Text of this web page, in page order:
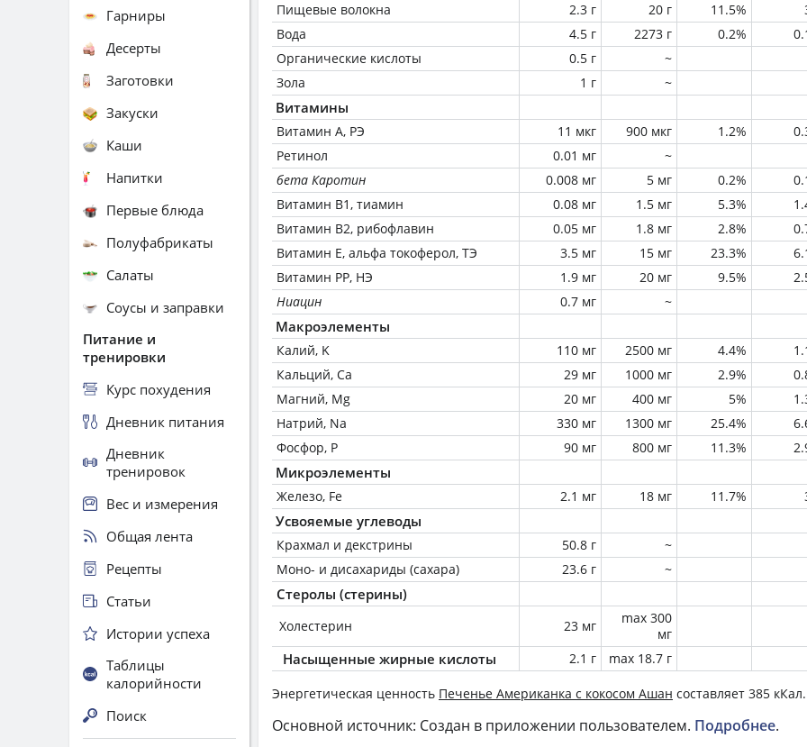
Пищевые волокна
2.3 г 20 г 11.5%
Вода
4.5 г 2273 г 0.2%
Органические кислоты
0.5 г
~
Зола
1 г ~
Витамины
Витамин А, РЭ 11 мкг 900 мкг 1.2%
Ретинол
0.01 мг
~
бета Каротин
0.008 мг 5 мг 0.2%
Витамин В1, тиамин
0.08 мг 1.5 мг 5.3%
Витамин В2, рибофлавин
0.05 мг 1.8 мг 2.8%
Витамин Е, альфа токоферол, ТЭ
3.5 мг 15 мг 23.3%
Витамин РР, НЭ
1.9 мг 20 мг 9.5%
Ниацин
0.7 мг ~
Макроэлементы
Калий, K 110 мг 2500 мг 4.4%
Кальций, Ca
29 мг 1000 мг 2.9%
Магний, Mg
20 мг 400 мг 5%
Натрий, Na
330 мг 1300 мг 25.4%
Фосфор, P
90 мг 800 мг 11.3%
Микроэлементы
Железо, Fe 2.1 мг 18 мг 11.7%
Усвояемые углеводы
Крахмал и декстрины 50.8 г
~
Моно- и дисахариды (сахара)
23.6 г ~
Стеролы (стерины)
Холестерин 23 мг
max 300
мг
Насыщенные жирные кислоты 2.1 г max 18.7 г
Энергетическая ценность Печенье Американка с кокосом Ашан составляет 385 кКал.
Основной источник: Создан в приложении пользователем. Подробнее.
Гарниры
Десерты
Заготовки
Закуски
Каши
Напитки
Первые блюда
Полуфабрикаты
Салаты
Соусы и заправки
Питание и
тренировки
Курс похудения
Дневник питания
Дневник
тренировок
Вес и измерения
Общая лента
Рецепты
Статьи
Истории успеха
Таблицы
калорийности
Поиск